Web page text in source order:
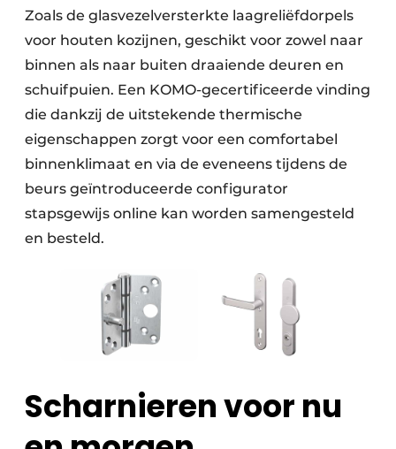
Zoals de glasvezelversterkte laagreliëfdorpels
voor houten kozijnen, geschikt voor zowel naar
binnen als naar buiten draaiende deuren en
schuifpuien. Een KOMO-gecertificeerde vinding
die dankzij de uitstekende thermische
eigenschappen zorgt voor een comfortabel
binnenklimaat en via de eveneens tijdens de
beurs geïntroduceerde configurator
stapsgewijs online kan worden samengesteld
en besteld.
Scharnieren voor nu